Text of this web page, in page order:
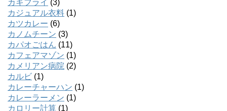
カキフライ (3)
カジュアル衣料 (1)
カツカレー (6)
カノムチーン (3)
カパオごはん (11)
カフェアマゾン (1)
カメリアン病院 (2)
カルビ (1)
カレーチャーハン (1)
カレーラーメン (1)
カロリー計算 (1)